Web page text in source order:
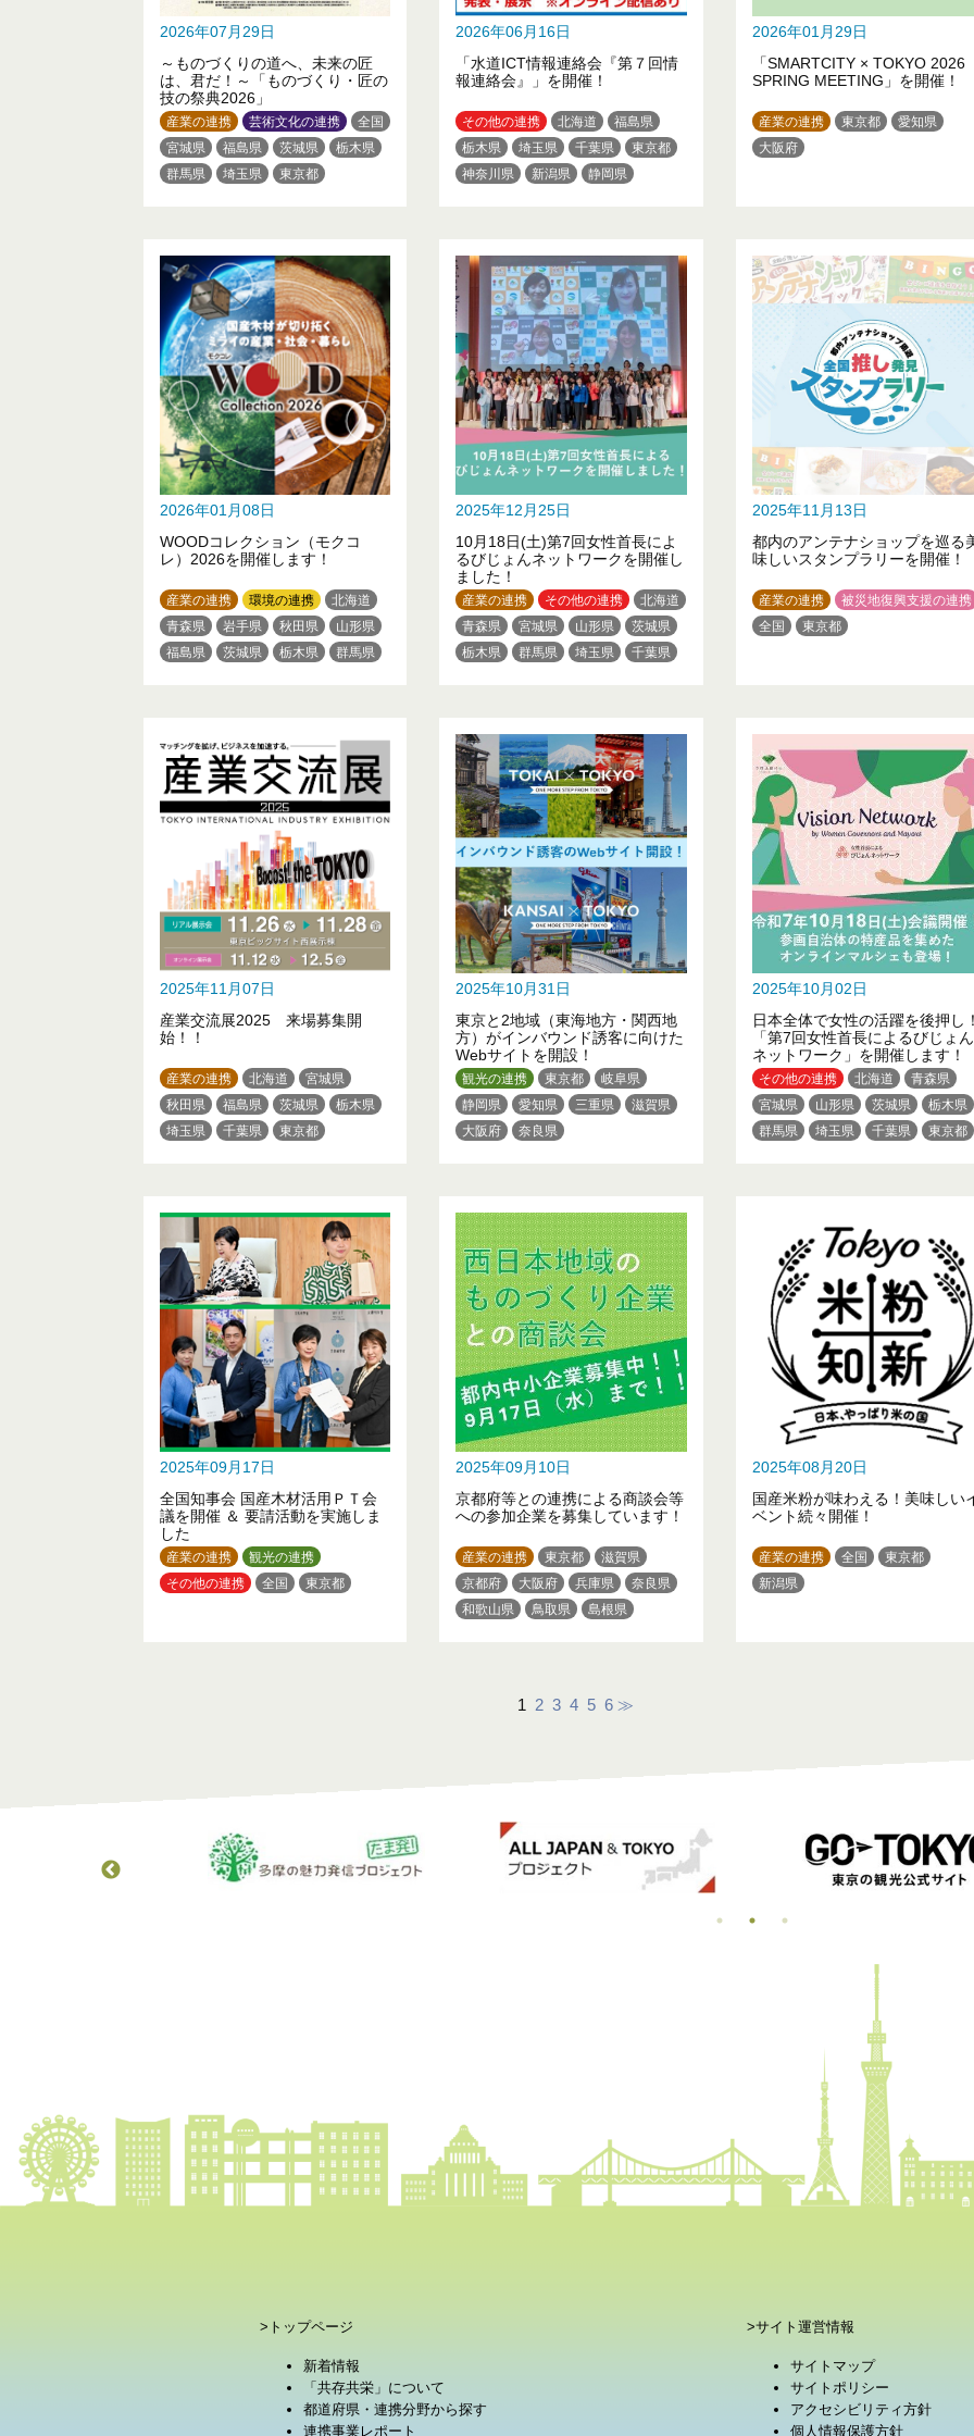
2026年07月29日
～ものづくりの道へ、未来の匠
は、君だ！～「ものづくり・匠の
技の祭典2026」
産業の連携 芸術文化の連携
全国
宮城県
福島県 茨城県
栃木県
群馬県
埼玉県
東京都
2026年06月16日
「水道ICT情報連絡会『第７回情
報連絡会』」を開催！
その他の連携 北海道
福島県
栃木県
埼玉県 千葉県
東京都
神奈川県
新潟県
静岡県
2026年01月29日
「SMARTCITY × TOKYO 2026
SPRING MEETING」を開催！
産業の連携 東京都
愛知県
大阪府
2026年01月08日
WOODコレクション（モクコ
レ）2026を開催します！
産業の連携 環境の連携
北海道
青森県
岩手県 秋田県
山形県
福島県
茨城県 栃木県
群馬県
愛知県
滋賀県 京都府
大阪府
兵庫県
奈良県
和歌山県
岡山県 広島県
愛媛県 高知県
大分県
宮崎県
鹿児島県
沖縄県
2025年12月25日
10月18日(土)第7回女性首長によ
るびじょんネットワークを開催し
ました！
産業の連携 その他の連携
北海道
青森県
宮城県 山形県
茨城県
栃木県
群馬県 埼玉県
千葉県
和歌山県
鳥取県
岡山県
山口県
徳島県 高知県
福岡県
熊本県
大分県 沖縄県
2025年11月13日
都内のアンテナショップを巡る
味しいスタンプラリーを開催！
産業の連携
被災地復興支援の連携
全国
東京都
2025年11月07日
産業交流展2025 来場募集開
始！！
産業の連携 北海道
宮城県
秋田県
福島県 茨城県
栃木県
埼玉県
千葉県
東京都
2025年10月31日
東京と2地域（東海地方・関西地
方）がインバウンド誘客に向けた
Webサイトを開設！
観光の連携 東京都
岐阜県
静岡県
愛知県 三重県
滋賀県
大阪府
奈良県
2025年10月02日
日本全体で女性の活躍を後押し
「第7回女性首長によるびじょん
ネットワーク」を開催します！
その他の連携 北海道
青森県
宮城県
山形県 茨城県
栃木県
群馬県
埼玉県 千葉県
東京都
和歌山県
鳥取県
岡山県
山口県 徳島県
高知県
福岡県
熊本県 大分県 沖縄県
2025年09月17日
全国知事会 国産木材活用ＰＴ会
議を開催 ＆ 要請活動を実施しま
した
産業の連携
観光の連携
その他の連携
全国 東京都
2025年09月10日
京都府等との連携による商談会等
への参加企業を募集しています！
産業の連携 東京都
滋賀県
京都府
大阪府 兵庫県
奈良県
和歌山県
鳥取県
島根県
2025年08月20日
国産米粉が味わえる！美味しい
ベント続々開催！
産業の連携 全国
東京都
新潟県
1 2 3 4 5 6 ≫
>トップページ
新着情報
「共存共栄」について
都道府県・連携分野から探す
連携事業レポート
>サイト運営情報
サイトマップ
サイトポリシー
アクセシビリティ方針
個人情報保護方針